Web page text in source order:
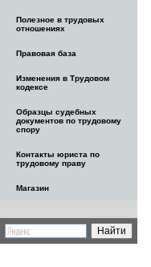
Полезное в трудовых
отношениях
Правовая база
Изменения в Трудовом
кодексе
Образцы судебных
документов по трудовому
спору
Контакты юриста по
трудовому праву
Магазин